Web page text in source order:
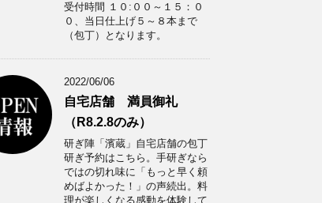
受付時間 １０:００～１５：０
０、当日仕上げ５～８本まで
（包丁）となります。
2022/06/06
自宅店舗 満員御礼
（R8.2.8のみ）
研ぎ陣「濱蔵」自宅店舗の包丁
研ぎ予約はこちら。手研ぎなら
ではの切れ味に「もっと早く頼
めばよかった！」の声続出。料
理が楽しくなる感動を体験して